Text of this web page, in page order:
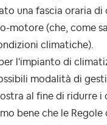
una fascia oraria di
motore (che, come
climatiche).
l'impianto di
modalità di
al fine di ridurre i
bene che le Regole